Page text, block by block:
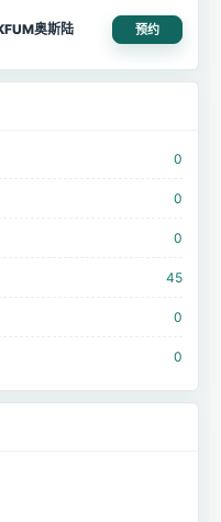
奥斯陆 预约
0
0
0
45
0
0